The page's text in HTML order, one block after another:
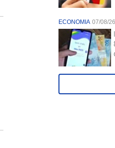
ECONOMIA 07/08/26